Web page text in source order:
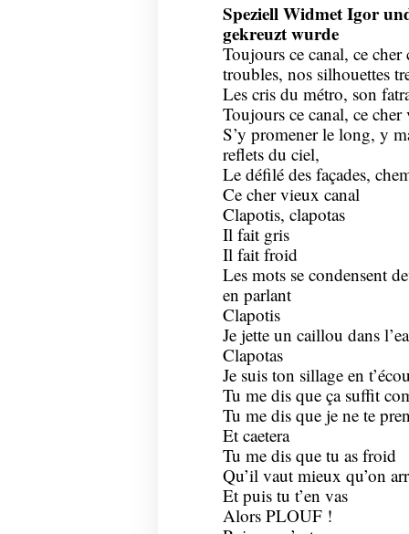
Speziell Widmet Igor
gekreuzt wurde
Toujours ce canal, ce cher
troubles, nos silhouettes
Les cris du métro, son
Toujours ce canal, ce
S’y promener le long, y
reflets du ciel,
Le défilé des façades,
Ce cher vieux canal
Clapotis, clapotas
Il fait gris
Il fait froid
Les mots se condensent
en parlant
Clapotis
Je jette un caillou dans
Clapotas
Je suis ton sillage en
Tu me dis que ça suffit
Tu me dis que je ne te
Et caetera
Tu me dis que tu as froid
Qu’il vaut mieux qu’on
Et puis tu t’en vas
Alors PLOUF !